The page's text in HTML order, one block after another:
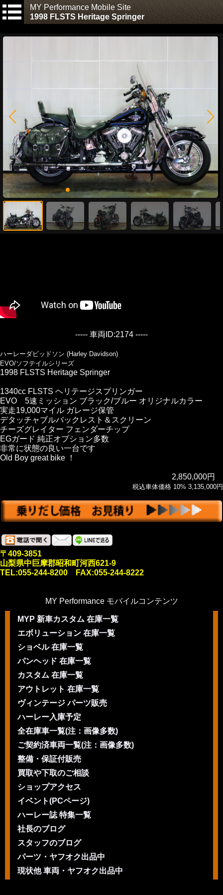
MY Performance Mobile Site
1998 FLSTS Heritage Springer
----- 車両ID:2174 -----
ハーレーダビッドソン (Harley Davidson)
EVO/ソフテイルシリーズ
1998 FLSTS Heritage Springer
1340cc FLSTS ヘリテージスプリンガー
EVO 5速ミッション ブラック/ブルー オリジナルカラー
実走19,000マイル ガレージ保管
デタッチャブルバックレスト＆スクリーン
チーズグレイター フェンダーチップ
EGガード 純正オプション多数
非常に状態の良い一台です
Old Boy great bike ！
2,850,000円
税込車体価格 10% 3,135,000円
〒409-3851
山梨県中巨摩郡昭和町河西621-9
TEL:055-244-8200 FAX:055-244-8222
MY Performance モバイルコンテンツ
MYP 新車カスタム 在庫一覧
エボリューション 在庫一覧
ショベル 在庫一覧
パンヘッド 在庫一覧
カスタム 在庫一覧
アウトレット 在庫一覧
ヴィンテージ パーツ販売
ハーレー入庫予定
全在庫車一覧(注：画像多数)
ご契約済車両一覧(注：画像多数)
整備・保証付販売
買取や下取のご相談
ショップアクセス
イベント(PCページ)
ハーレー誌 特集一覧
社長のブログ
スタッフのブログ
パーツ・ヤフオク出品中
現状他 車両・ヤフオク出品中